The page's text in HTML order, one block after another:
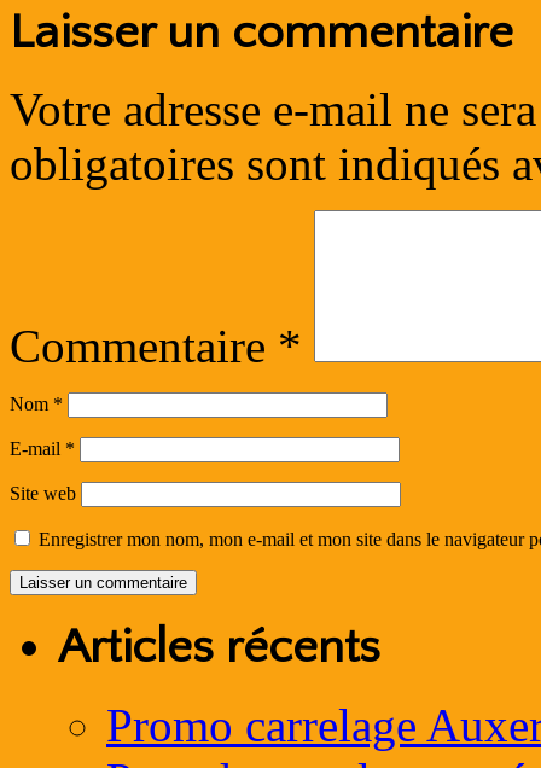
Laisser un commentaire
Votre adresse e-mail ne
obligatoires sont indiqués
Commentaire *
Nom *
E-mail *
Site web
Enregistrer mon nom, mon e-mail et mon site dans le navigateur
Articles récents
Promo carrelage